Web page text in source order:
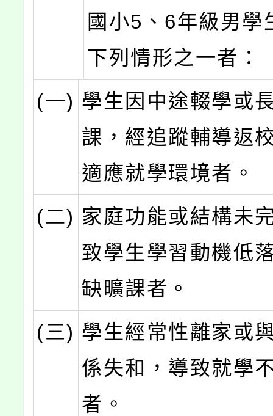
國小5、6年級男學
下列情形之一者：
(一) 學生因中途輟學或
課，經追蹤輔導返
適應就學環境者。
(二) 家庭功能或結構未
致學生學習動機低
缺曠課者。
(三) 學生經常性離家或
係失和，導致就學
者。